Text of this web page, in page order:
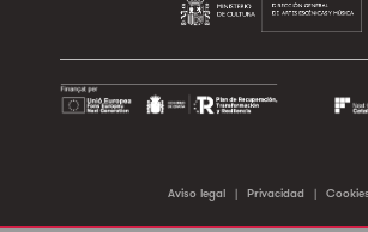
Aviso legal | Privacidad | Cookies